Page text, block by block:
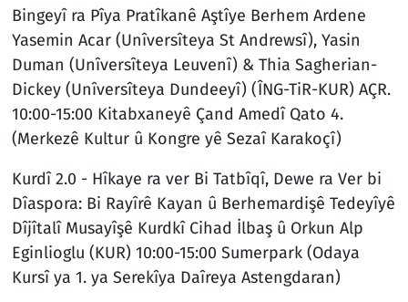
Bingeyî ra Pîya Pratîkanê Aştîye Berhem Ardene
Yasemin Acar (Unîversîteya St Andrewsî), Yasin
Duman (Unîversîteya Leuvenî) & Thia Sagherian-
Dickey (Unîversîteya Dundeeyî) (ÎNG-TiR-KUR) AÇR.
10:00-15:00 Kitabxaneyê Çand Amedî Qato 4.
(Merkezê Kultur û Kongre yê Sezaî Karakoçî)
Kurdî 2.0 - Hîkaye ra ver Bi Tatbîqî, Dewe ra Ver bi
Dîaspora: Bi Rayîrê Kayan û Berhemardişê Tedeyîyê
Dîjîtalî Musayîşê Kurdkî Cihad İlbaş û Orkun Alp
Eginlioglu (KUR) 10:00-15:00 Sumerpark (Odaya
Kursî ya 1. ya Serekîya Daîreya Astengdaran)